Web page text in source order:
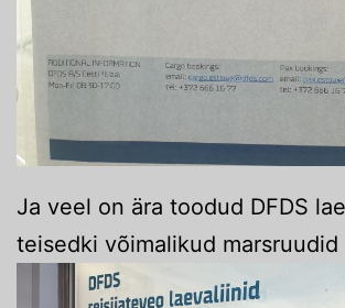
Ja veel on ära toodud DFDS
teisedki võimalikud marsruudid